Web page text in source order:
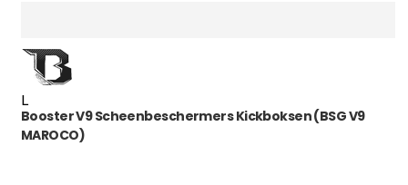
L
Booster V9 Scheenbeschermers Kickboksen (BSG V9
MAROCO)